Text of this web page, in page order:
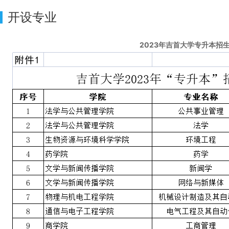
开设专业
2023年吉首大学专升本招